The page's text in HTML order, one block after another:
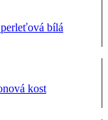
bílá
kost